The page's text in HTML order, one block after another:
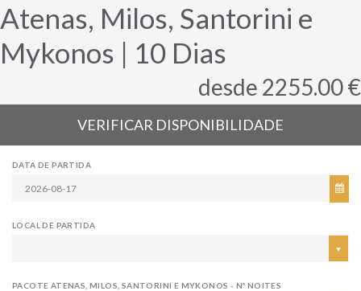
Atenas, Milos, Santorini e
Mykonos | 10 Dias
desde 2255.00 €
VERIFICAR DISPONIBILIDADE
DATA DE PARTIDA
LOCAL DE PARTIDA
PACOTE ATENAS, MILOS, SANTORINI E MYKONOS - Nº NOITES